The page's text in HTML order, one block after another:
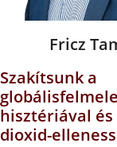
Fricz
Szakítsunk a
hisztériával és
dioxid-